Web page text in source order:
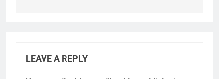
LEAVE A REPLY